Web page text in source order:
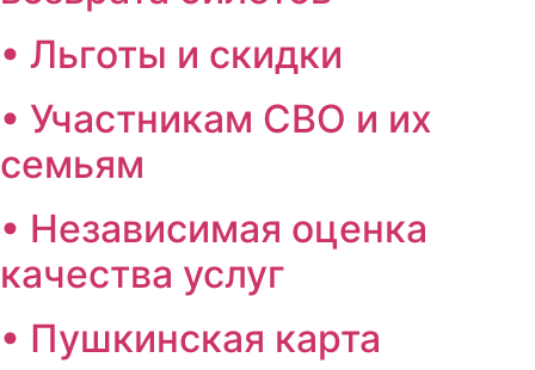
• Льготы и скидки
• Участникам СВО и их
семьям
• Независимая оценка
качества услуг
• Пушкинская карта